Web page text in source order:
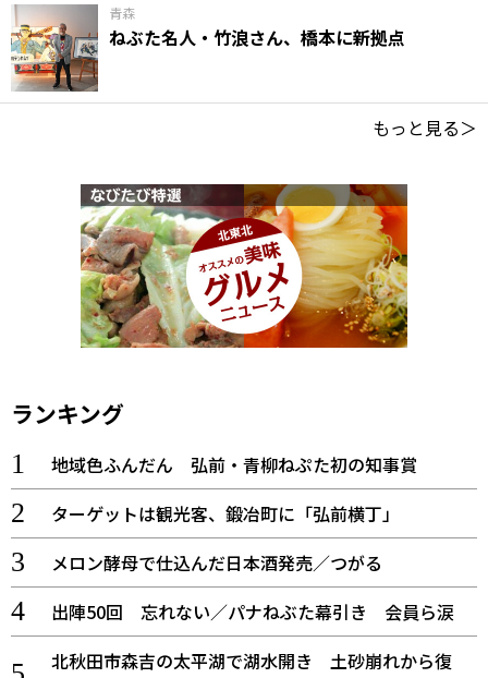
青森
ねぶた名人・竹浪さん、橋本に新拠点
もっと見る＞
ランキング
地域色ふんだん 弘前・青柳ねぷた初の知事賞
ターゲットは観光客、鍛冶町に「弘前横丁」
メロン酵母で仕込んだ日本酒発売／つがる
出陣50回 忘れない／パナねぶた幕引き 会員ら涙
北秋田市森吉の太平湖で湖水開き 土砂崩れから復